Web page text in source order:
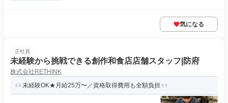
気になる
正社員
未経験から挑戦できる創作和食店店舗スタッフ|防府
株式会社RETHINK
未経験OK★月給25万〜／資格取得費用も全額負担